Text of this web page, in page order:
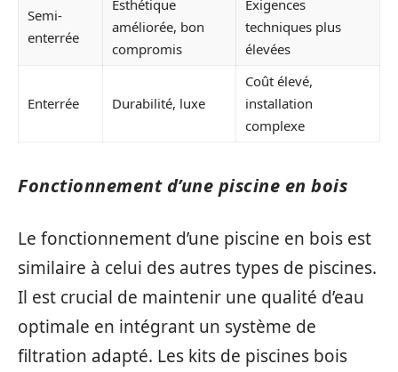
Semi-
enterrée
Esthétique
améliorée, bon
compromis
Exigences
techniques plus
élevées
Enterrée Durabilité, luxe
Coût élevé,
installation
complexe
Fonctionnement d’une piscine en bois
Le fonctionnement d’une piscine en bois est
similaire à celui des autres types de piscines.
Il est crucial de maintenir une qualité d’eau
optimale en intégrant un système de
filtration adapté. Les kits de piscines bois